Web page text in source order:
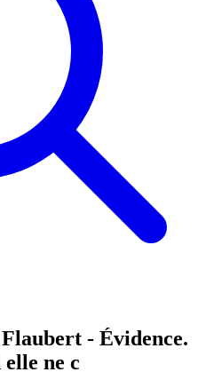
- Évidence.
elle ne c